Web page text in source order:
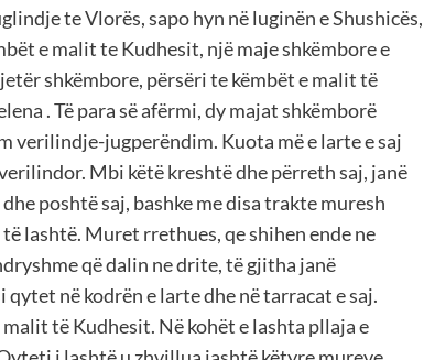
te Vlorës, sapo hyn në luginën e Shushicës,
e malit te Kudhesit, një maje shkëmbore e
shkëmbore, përsëri te këmbët e malit të
. Të para së afërmi, dy majat shkëmborë
verilindje-jugperëndim. Kuota më e larte e saj
Mbi këtë kreshtë dhe përreth saj, janë
poshtë saj, bashke me disa trakte muresh
lashtë. Muret rrethues, qe shihen ende ne
që dalin ne drite, të gjitha janë
në kodrën e larte dhe në tarracat e saj.
të Kudhesit. Në kohët e lashta pllaja e